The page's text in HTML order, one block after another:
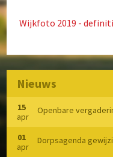
Wijkfoto 2019 -
Nieuws
15
apr
Openbare
01
apr
Dorpsagenda